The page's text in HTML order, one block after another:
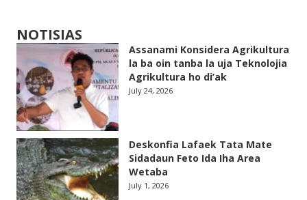
NOTISIAS
Assanami Konsidera Agrikultura
la ba oin tanba la uja Teknolojia
Agrikultura ho di’ak
July 24, 2026
Deskonfia Lafaek Tata Mate
Sidadaun Feto Ida Iha Area
Wetaba
July 1, 2026